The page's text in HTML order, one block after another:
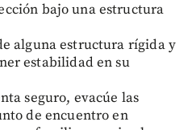
bajo una estructura
alguna estructura rígida y
estabilidad en su
seguro, evacúe las
de encuentro en